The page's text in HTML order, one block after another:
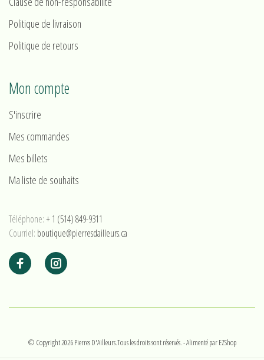
Politique de livraison
Politique de retours
Mon compte
S'inscrire
Mes commandes
Mes billets
Ma liste de souhaits
Téléphone:+ 1 (514) 849-9311
Courriel: boutique@pierresdailleurs.ca
© Copyright 2026 Pierres D'Ailleurs.Tous les droits sont réservés.- Alimenté parEZShop